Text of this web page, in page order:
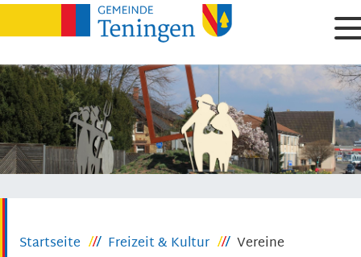
Startseite Freizeit & Kultur Vereine